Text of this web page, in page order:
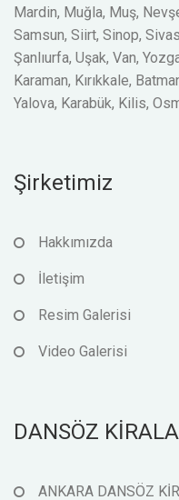
Mardin, Muğla, Muş,
Samsun, Siirt, Sinop,
Şanlıurfa, Uşak, Van,
Karaman, Kırıkkale,
Yalova, Karabük, Kilis,
Şirketimiz
Hakkımızda
İletişim
Resim Galerisi
Video Galerisi
DANSÖZ
ANKARA DANSÖZ